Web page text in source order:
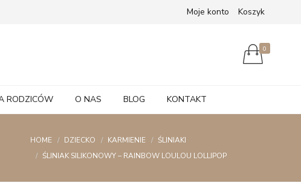
Moje konto Koszyk
0
RODZICÓW O NAS BLOG KONTAKT
HOME DZIECKO KARMIENIE
ŚLINIAKI
ŚLINIAK SILIKONOWY – RAINBOW LOULOU LOLLIPOP